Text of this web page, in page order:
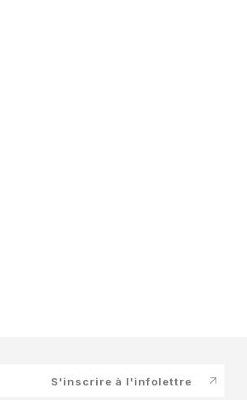
S'inscrire à l'infolettre